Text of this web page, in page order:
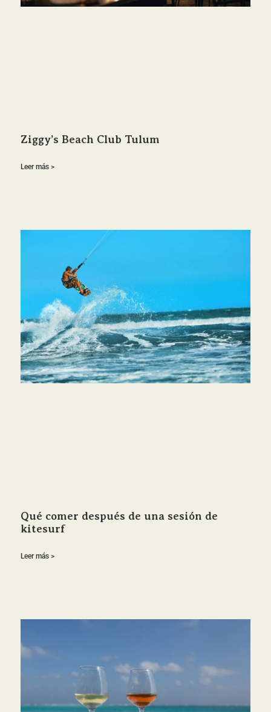
Ziggy’s Beach Club Tulum
Leer más >
Qué comer después de una sesión de
kitesurf
Leer más >